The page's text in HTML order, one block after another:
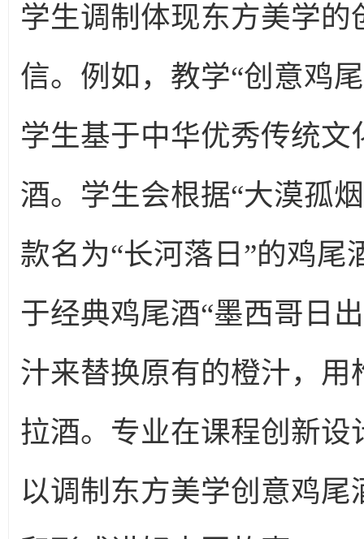
学生调制体现东方美学
信。例如，教学“创意鸡
学生基于中华优秀传统
酒。学生会根据“大漠孤
款名为“长河落日”的鸡
于经典鸡尾酒“墨西哥日
汁来替换原有的橙汁，
拉酒。专业在课程创新
以调制东方美学创意鸡尾